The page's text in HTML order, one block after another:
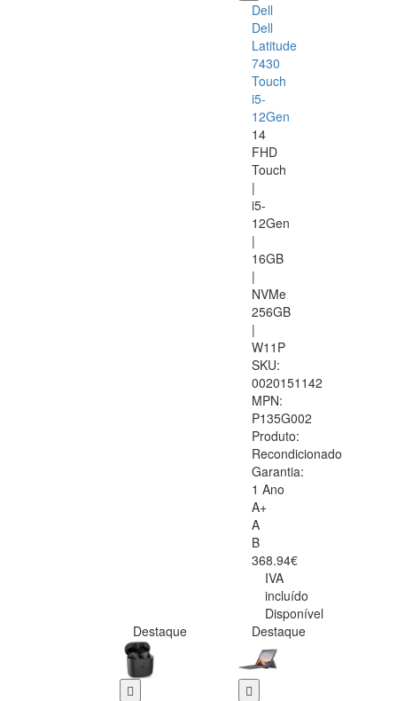
Dell
Dell
Latitude
7430
Touch
i5-
12Gen
14
FHD
Touch
|
i5-
12Gen
|
16GB
|
NVMe
256GB
|
W11P
SKU:
0020151142
MPN:
P135G002
Produto:
Recondicionado
Garantia:
1 Ano
A+
A
B
368.94€
IVA
incluído
Disponível
Destaque
Destaque